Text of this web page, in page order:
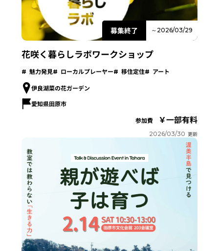
募集終了 ～2026/03/29
花咲く暮らしラボワークショップ
魅力発見 ローカルプレーヤー 移住定住 アート
伊良湖菜の花ガーデン
愛知県田原市
参加費
一部有料
2026/03/30 更新